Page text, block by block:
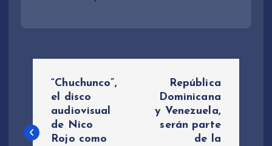
v
“Chuchunco”,
el disco
audiovisual
de Nico
Rojo como
República
Dominicana
y Venezuela,
serán parte
de la